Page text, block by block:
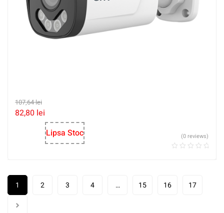
107,64lei
82,80 lei
Lipsa Stoc
(0 reviews)
1 2 3 4 … 15 16 17